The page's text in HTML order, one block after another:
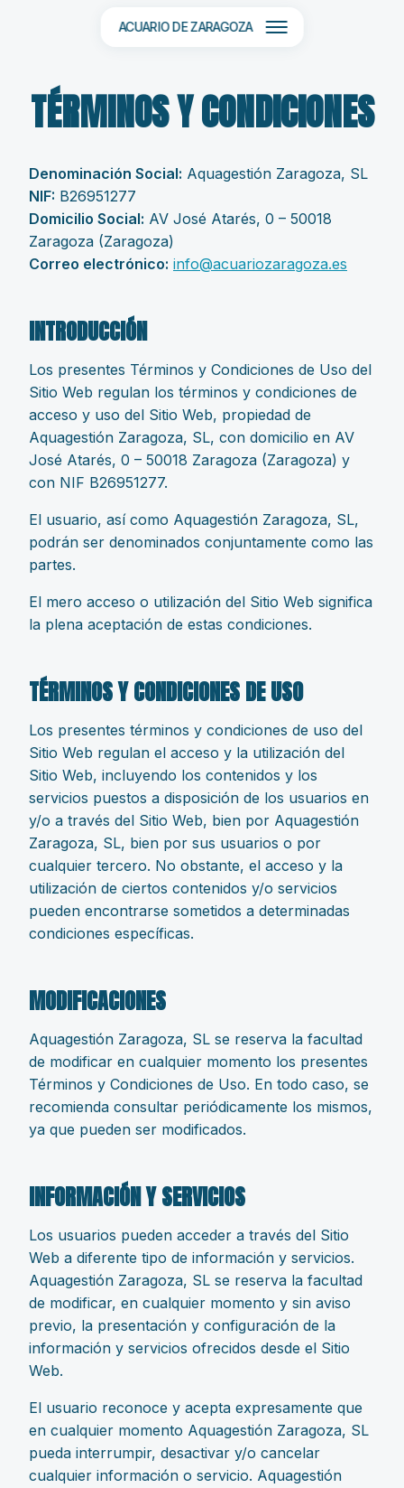
ACUARIO DE ZARAGOZA
TÉRMINOS Y CONDICIONES
Denominación Social: Aquagestión Zaragoza, SL
NIF: B26951277
Domicilio Social: AV José Atarés, 0 – 50018
Zaragoza (Zaragoza)
Correo electrónico: info@acuariozaragoza.es
INTRODUCCIÓN
Los presentes Términos y Condiciones de Uso del
Sitio Web regulan los términos y condiciones de
acceso y uso del Sitio Web, propiedad de
Aquagestión Zaragoza, SL, con domicilio en AV
José Atarés, 0 – 50018 Zaragoza (Zaragoza) y
con NIF B26951277.
El usuario, así como Aquagestión Zaragoza, SL,
podrán ser denominados conjuntamente como las
partes.
El mero acceso o utilización del Sitio Web significa
la plena aceptación de estas condiciones.
TÉRMINOS Y CONDICIONES DE USO
Los presentes términos y condiciones de uso del
Sitio Web regulan el acceso y la utilización del
Sitio Web, incluyendo los contenidos y los
servicios puestos a disposición de los usuarios en
y/o a través del Sitio Web, bien por Aquagestión
Zaragoza, SL, bien por sus usuarios o por
cualquier tercero. No obstante, el acceso y la
utilización de ciertos contenidos y/o servicios
pueden encontrarse sometidos a determinadas
condiciones específicas.
MODIFICACIONES
Aquagestión Zaragoza, SL se reserva la facultad
de modificar en cualquier momento los presentes
Términos y Condiciones de Uso. En todo caso, se
recomienda consultar periódicamente los mismos,
ya que pueden ser modificados.
INFORMACIÓN Y SERVICIOS
Los usuarios pueden acceder a través del Sitio
Web a diferente tipo de información y servicios.
Aquagestión Zaragoza, SL se reserva la facultad
de modificar, en cualquier momento y sin aviso
previo, la presentación y configuración de la
información y servicios ofrecidos desde el Sitio
Web.
El usuario reconoce y acepta expresamente que
en cualquier momento Aquagestión Zaragoza, SL
pueda interrumpir, desactivar y/o cancelar
cualquier información o servicio. Aquagestión